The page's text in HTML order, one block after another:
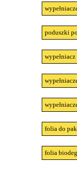
poduszki
folia do
folia